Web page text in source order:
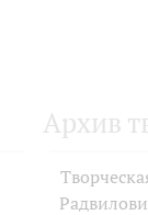
Архив